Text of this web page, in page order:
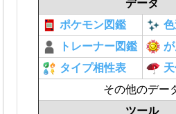
データ
ポケモン図鑑
トレーナー図鑑
タイプ相性表
その他のデー
ツール